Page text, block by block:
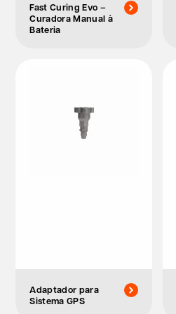
Fast Curing Evo –
Curadora Manual à
Bateria
Adaptador para
Sistema GPS